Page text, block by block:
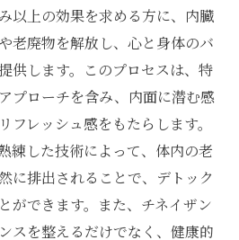
以上の効果を求める方に、内臓
老廃物を解放し、心と身体のバ
供します。このプロセスは、特
プローチを含み、内面に潜む感
フレッシュ感をもたらします。
練した技術によって、体内の老
に排出されることで、デトック
ができます。また、チネイザン
スを整えるだけでなく、健康的